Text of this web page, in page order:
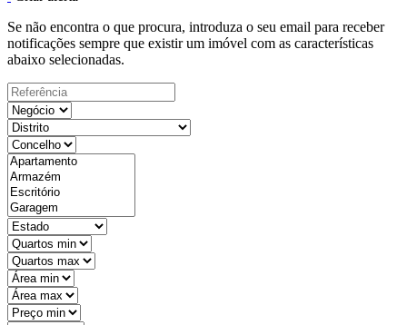
Se não encontra o que procura, introduza o seu email para receber
notificações sempre que existir um imóvel com as características
abaixo selecionadas.